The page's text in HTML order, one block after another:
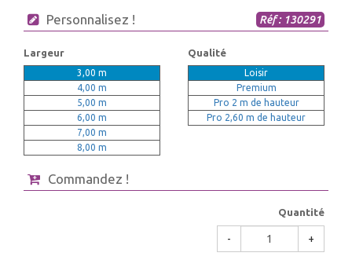
Personnalisez ! Réf : 130291
Largeur
3,00 m
4,00 m
5,00 m
6,00 m
7,00 m
8,00 m
Qualité
Loisir
Premium
Pro 2 m de hauteur
Pro 2,60 m de hauteur
Commandez !
Quantité
- +